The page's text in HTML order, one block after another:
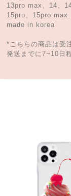
13pro max、14、
15pro、15pro max
made in korea
*こちらの商品は受
発送までに7~10日